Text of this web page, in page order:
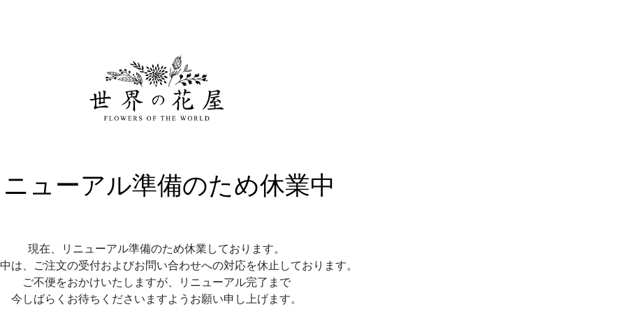
ューアル準備のため休業中
現在、リニューアル準備のため休業しております。
は、ご注文の受付およびお問い合わせへの対応を休止しております。
ご不便をおかけいたしますが、リニューアル完了まで
今しばらくお待ちくださいますようお願い申し上げます。